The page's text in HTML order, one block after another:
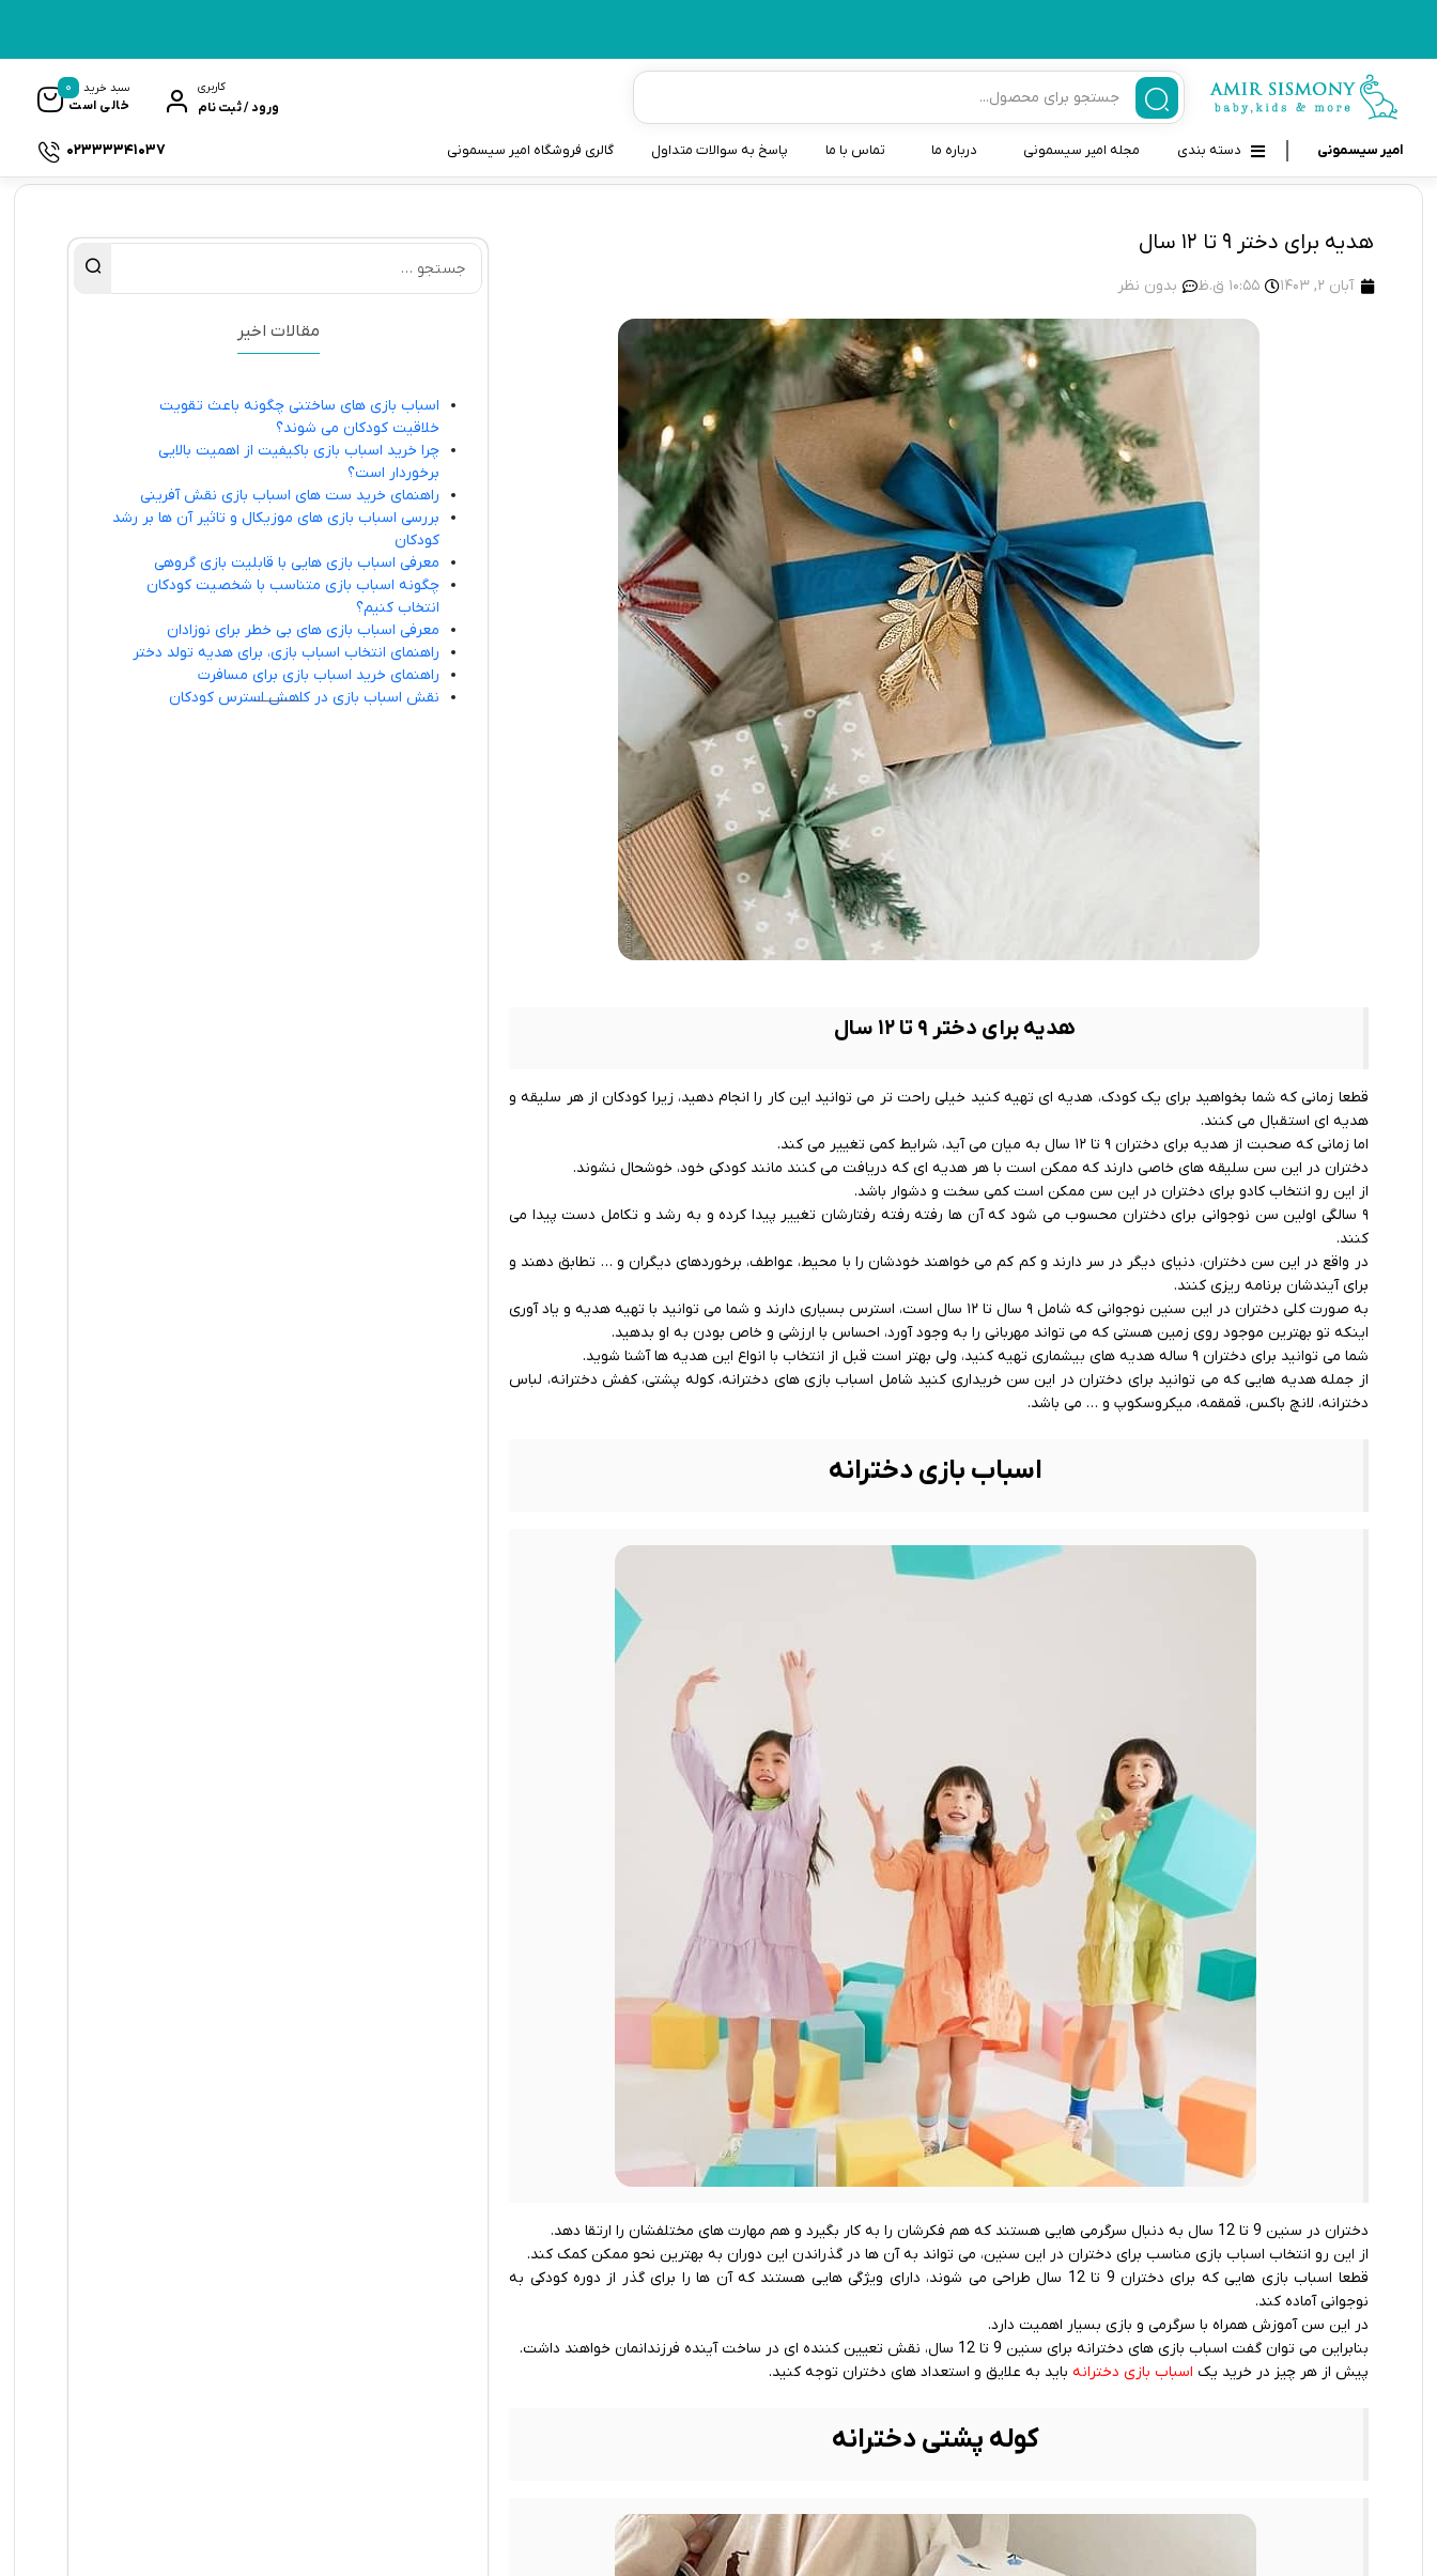
کاربری
ورود / ثبت نام
سبد خرید
خالی است
0
امیر سیسمونی دسته بندی
شانه برس کودک
پواربینی
مسواک و خمیر دندان کودک
تب سنج نوزاد و کودک
رابط و پد سینه
دستگاه بخور سرد کودک
سطل و کیسه پوشک نوزاد
مجله امیر سیسمونی درباره ما تماس با ما پاسخ به سوالات متداول گالری فروشگاه امیر سیسمونی 02333341037
هدیه برای دختر ۹ تا ۱۲ سال
آبان 2, 1403 10:55 ق.ظ بدون نظر
هدیه برای دختر ۹ تا ۱۲ سال
قطعا زمانی که شما بخواهید برای یک کودک، هدیه ای تهیه کنید خیلی راحت تر می توانید این کار را انجام دهید، زیرا کودکان از هر سلیقه و
هدیه ای استقبال می کنند.
اما زمانی که صحبت از هدیه برای دختران ۹ تا ۱۲ سال به میان می آید، شرایط کمی تغییر می‌ کند.
دختران در این سن سلیقه های خاصی دارند که ممکن است با هر هدیه ای که دریافت می کنند مانند کودکی خود، خوشحال نشوند.
از این رو انتخاب کادو برای دختران در این سن ممکن است کمی سخت و دشوار باشد.
۹ سالگی اولین سن نوجوانی برای دختران محسوب می شود که آن ها رفته رفته رفتارشان تغییر پیدا کرده و به رشد و تکامل دست پیدا می
کنند.
در واقع در این سن دختران، دنیای دیگر در سر دارند و کم کم می خواهند خودشان را با محیط، عواطف، برخوردهای دیگران و … تطابق دهند و
برای آیندشان برنامه ریزی کنند.
به صورت کلی دختران در این سنین نوجوانی که شامل ۹ سال تا ۱۲ سال است، استرس بسیاری دارند و شما می توانید با تهیه هدیه و یاد آوری
اینکه تو بهترین موجود روی زمین هستی که می تواند مهربانی را به وجود آورد، احساس با ارزشی و خاص بودن به او بدهید.
شما می توانید برای دختران ۹ ساله هدیه های بیشماری تهیه کنید، ولی بهتر است قبل از انتخاب با انواع این هدیه ها آشنا شوید.
از جمله هدیه هایی که می توانید برای دختران در این سن خریداری کنید شامل اسباب بازی های دخترانه، کوله پشتی، کفش دخترانه، لباس
دخترانه، لانچ باکس، قمقمه، میکروسکوپ و … می باشد.
اسباب بازی دخترانه
دختران در سنین 9 تا 12 سال به دنبال سرگرمی ‌هایی هستند که هم فکرشان را به کار بگیرد و هم مهارت ‌های مختلفشان را ارتقا دهد.
از این رو انتخاب اسباب بازی مناسب برای دختران در این سنین، می ‌تواند به آن ها در گذراندن این دوران به بهترین نحو ممکن کمک کند.
قطعا اسباب بازی‌ هایی که برای دختران 9 تا 12 سال طراحی می شوند، دارای ویژگی ‌هایی هستند که آن ها را برای گذر از دوره کودکی به
نوجوانی آماده ‌کند.
در این سن آموزش همراه با سرگرمی و بازی بسیار اهمیت دارد.
بنابراین می‌ توان گفت اسباب بازی ‌های دخترانه برای سنین 9 تا 12 سال، نقش تعیین کننده ‌ای در ساخت آینده فرزندانمان خواهند داشت.
پیش از هر چیز در خرید یک اسباب بازی دخترانه باید به علایق و استعداد های دختران توجه کنید.
کوله پشتی دخترانه
مقالات اخیر
اسباب بازی های ساختنی چگونه باعث تقویت
خلاقیت کودکان می شوند؟
چرا خرید اسباب بازی باکیفیت از اهمیت بالایی
برخوردار است؟
راهنمای خرید ست های اسباب بازی نقش آفرینی
بررسی اسباب بازی های موزیکال و تاثیر آن ها بر رشد
کودکان
معرفی اسباب بازی هایی با قابلیت بازی گروهی
چگونه اسباب بازی متناسب با شخصیت کودکان
انتخاب کنیم؟
معرفی اسباب بازی های بی خطر برای نوزادان
راهنمای انتخاب اسباب بازی، برای هدیه تولد دختر
راهنمای خرید اسباب بازی برای مسافرت
نقش اسباب بازی در کاهش استرس کودکان